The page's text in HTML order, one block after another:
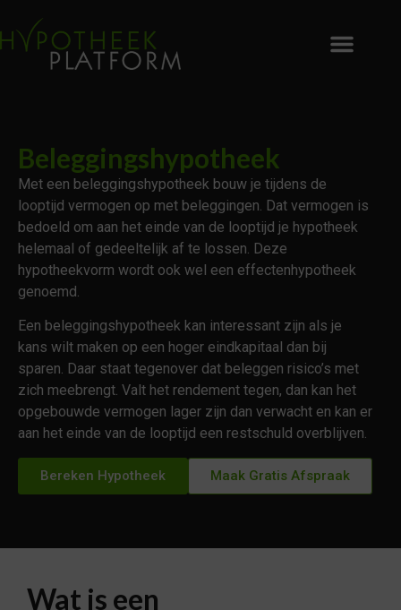
Beleggingshypotheek
Met een beleggingshypotheek bouw je tijdens de
looptijd vermogen op met beleggingen. Dat vermogen is
bedoeld om aan het einde van de looptijd je hypotheek
helemaal of gedeeltelijk af te lossen. Deze
hypotheekvorm wordt ook wel een effectenhypotheek
genoemd.
Een beleggingshypotheek kan interessant zijn als je
kans wilt maken op een hoger eindkapitaal dan bij
sparen. Daar staat tegenover dat beleggen risico’s met
zich meebrengt. Valt het rendement tegen, dan kan het
opgebouwde vermogen lager zijn dan verwacht en kan er
aan het einde van de looptijd een restschuld overblijven.
Bereken Hypotheek Maak Gratis Afspraak
Wat is een